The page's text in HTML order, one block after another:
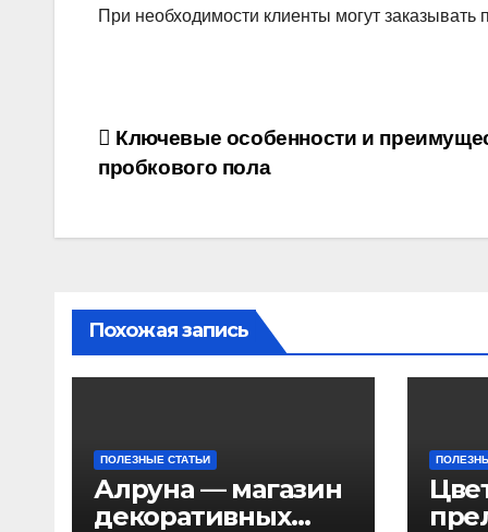
При необходимости клиенты могут заказывать
Навигация
по
записям
Ключевые особенности и
пробкового пола
Похожая запись
ПОЛЕЗНЫЕ СТАТЬИ
Алруна — магазин
декоративных